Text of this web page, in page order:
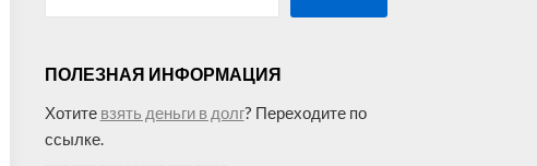
ПОЛЕЗНАЯ ИНФОРМАЦИЯ
Хотите взять деньги в долг? Переходите по
ссылке.